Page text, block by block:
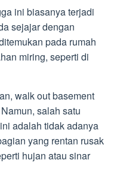
ini biasanya terjadi
sejajar dengan
pada rumah
miring, seperti di
walk out basement
salah satu
adalah tidak adanya
yang rentan rusak
hujan atau sinar